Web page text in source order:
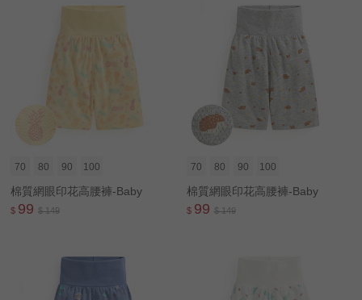
70 80 90 100
棉質網眼印花高腰褲-Baby
$ 99 $ 149
70 80 90 100
棉質網眼印花高腰褲-Baby
$ 99 $ 149